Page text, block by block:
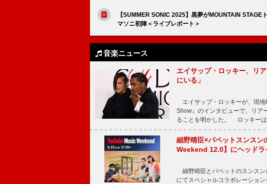
【SUMMER SONIC 2025】黒夢がMOUNTAIN
マソニ初陣＜ライブレポート＞
音楽ニュース
エイサップ・ロッキー、リ
にいる」
エイサップ・ロッキーが、現
Show』のインタビューで、リア
ることを明かした。 ロッキー
細野晴臣×パペットスンス
Weekend 12.0】にヘッドラ
細野晴臣とパペットのスンスン
にてスペシャルコラボレーショ